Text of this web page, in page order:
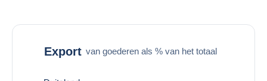
Export van goederen als % van het totaal